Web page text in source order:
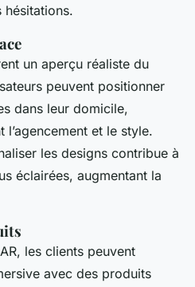
hésitations.
un aperçu réaliste du
peuvent positionner
dans leur domicile,
l’agencement et le style.
les designs contribue à
éclairées, augmentant la
les clients peuvent
avec des produits